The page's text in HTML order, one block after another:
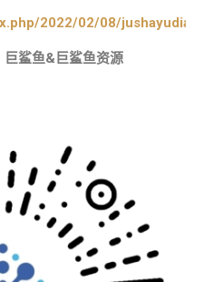
2022/02/08/
巨鲨鱼&巨鲨鱼资源